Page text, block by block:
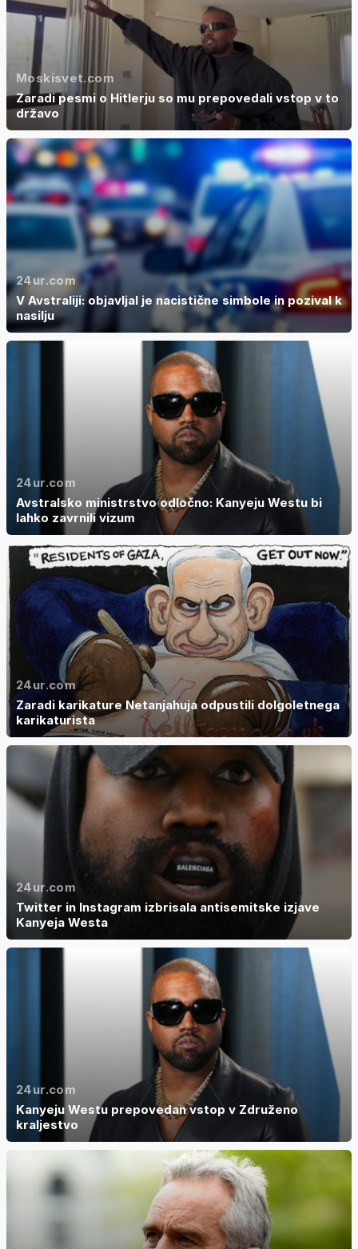
Moskisvet.com
Zaradi pesmi o Hitlerju so mu prepovedali vstop v to
državo
24ur.com
V Avstraliji: objavljal je nacistične simbole in pozival k
nasilju
24ur.com
Avstralsko ministrstvo odločno: Kanyeju Westu bi
lahko zavrnili vizum
24ur.com
Zaradi karikature Netanjahuja odpustili dolgoletnega
karikaturista
24ur.com
Twitter in Instagram izbrisala antisemitske izjave
Kanyeja Westa
24ur.com
Kanyeju Westu prepovedan vstop v Združeno
kraljestvo